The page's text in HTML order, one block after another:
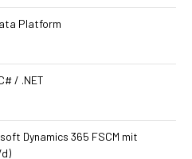
Platform
/ .NET
Dynamics 365 FSCM mit